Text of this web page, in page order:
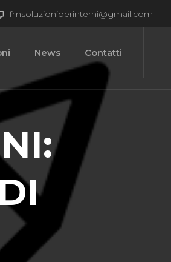
fmsoluzioniperinterni@gmail.com
News Contatti